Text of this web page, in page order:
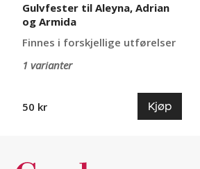
Gulvfester til Aleyna, Adrian
og Armida
Finnes i forskjellige utførelser
1 varianter
50 kr Kjøp